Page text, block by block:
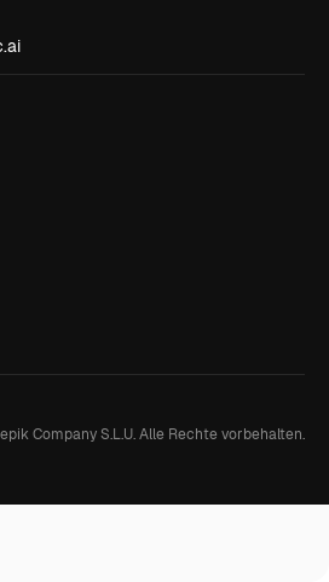
Company S.L.U. Alle Rechte vorbehalten.